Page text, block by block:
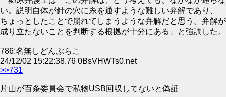
い。説明自体が針の穴に糸を通すような難しい弁解であり、
ちょっとしたことで崩れてしまうような弁解だと思う。弁解が
成り立たないことを判断する根拠が十分にある」と強調した。
786:名無しどんぶらこ
24/12/02 15:22:38.76 0BsVHWTs0.net
>>731
片山が百条委員会で私物USB回収してないと偽証